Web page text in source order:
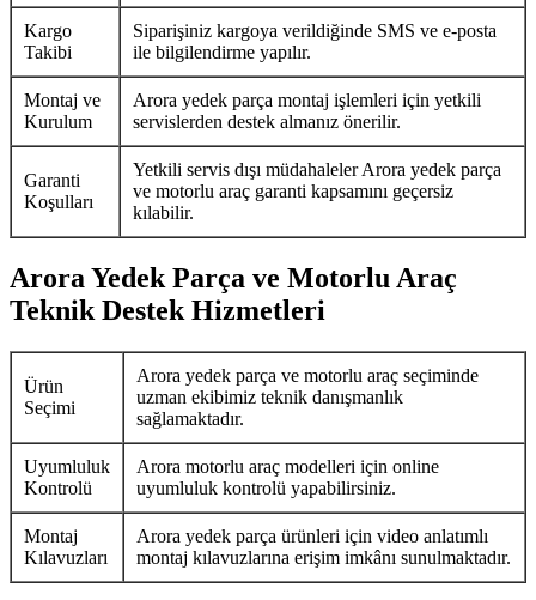
Kargo
Takibi
Siparişiniz kargoya verildiğinde SMS ve e-posta
ile bilgilendirme yapılır.
Montaj ve
Kurulum
Arora yedek parça montaj işlemleri için yetkili
servislerden destek almanız önerilir.
Garanti
Koşulları
Yetkili servis dışı müdahaleler Arora yedek parça
ve motorlu araç garanti kapsamını geçersiz
kılabilir.
Arora Yedek Parça ve Motorlu Araç
Teknik Destek Hizmetleri
Ürün
Seçimi
Arora yedek parça ve motorlu araç seçiminde
uzman ekibimiz teknik danışmanlık
sağlamaktadır.
Uyumluluk
Kontrolü
Arora motorlu araç modelleri için online
uyumluluk kontrolü yapabilirsiniz.
Montaj
Kılavuzları
Arora yedek parça ürünleri için video anlatımlı
montaj kılavuzlarına erişim imkânı sunulmaktadır.